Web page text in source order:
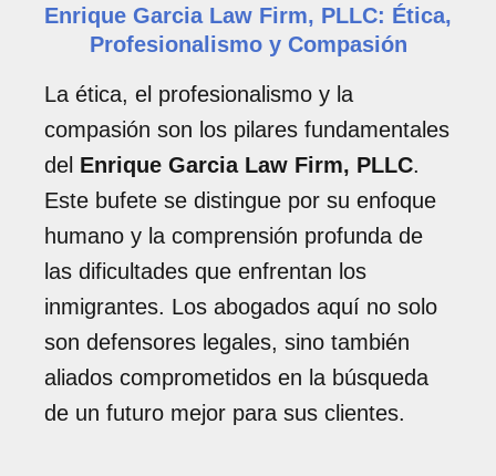
Enrique Garcia Law Firm, PLLC: Ética,
Profesionalismo y Compasión
La ética, el profesionalismo y la
compasión son los pilares fundamentales
del Enrique Garcia Law Firm, PLLC.
Este bufete se distingue por su enfoque
humano y la comprensión profunda de
las dificultades que enfrentan los
inmigrantes. Los abogados aquí no solo
son defensores legales, sino también
aliados comprometidos en la búsqueda
de un futuro mejor para sus clientes.